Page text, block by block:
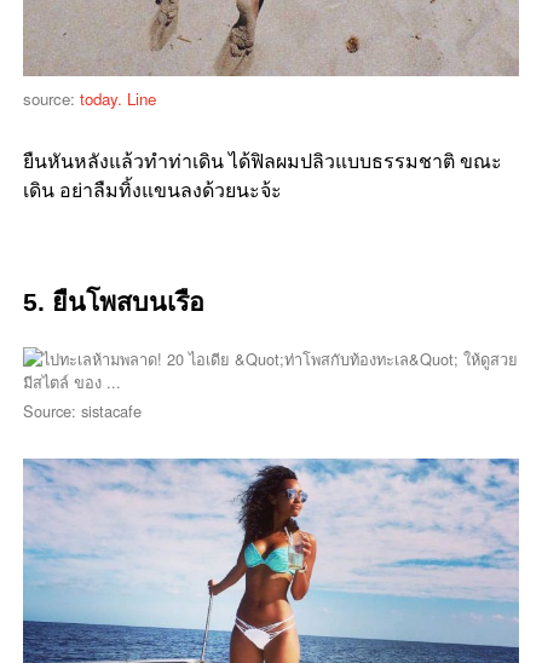
source: today. Line
ยืนหันหลังแล้วทำท่าเดิน ได้ฟิลผมปลิวแบบธรรมชาติ ขณะ
เดิน อย่าลืมทิ้งแขนลงด้วยนะจ้ะ
5. ยืนโพสบนเรือ
Source: sistacafe